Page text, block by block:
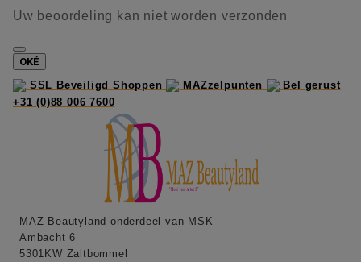
Uw beoordeling kan niet worden verzonden
OKÉ
SSL Beveiligd Shoppen
MAZzelpunten
Bel gerust
+31 (0)88 006 7600
MAZ Beautyland onderdeel van MSK
Ambacht 6
5301KW Zaltbommel